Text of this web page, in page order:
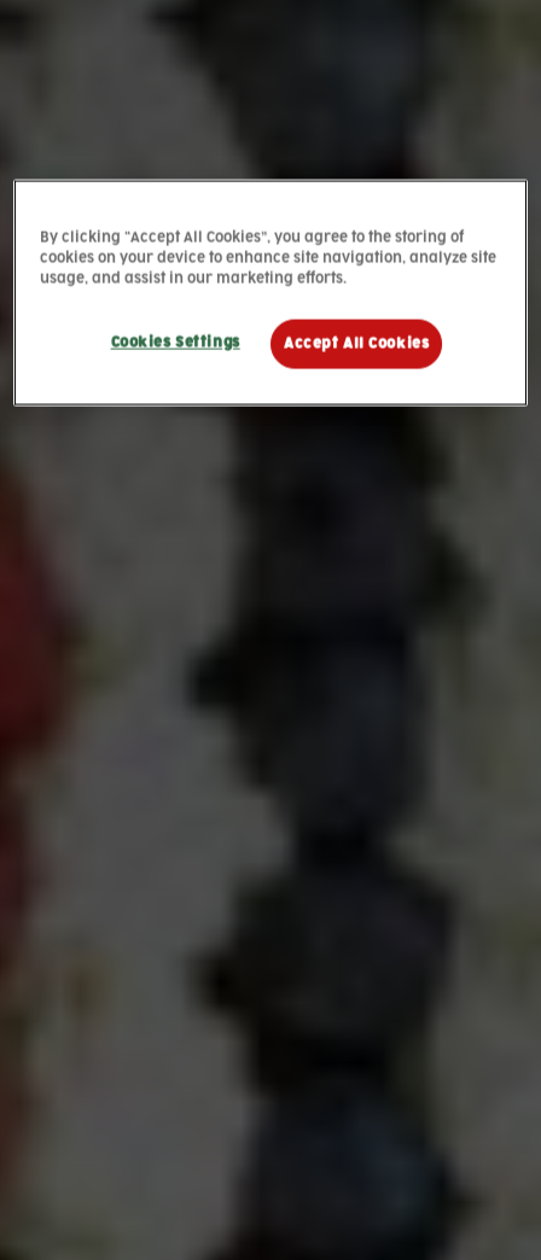
By clicking “Accept All Cookies”, you agree to the storing of
cookies on your device to enhance site navigation, analyze site
usage, and assist in our marketing efforts.
Accept All Cookies
Cookies Settings